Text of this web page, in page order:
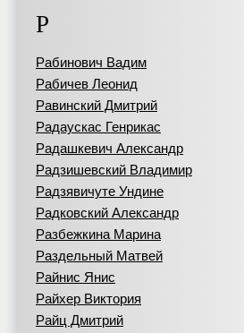
Р
Рабинович Вадим
Рабичев Леонид
Равинский Дмитрий
Радаускас Генрикас
Радашкевич Александр
Радзишевский Владимир
Радзявичуте Ундине
Радковский Александр
Разбежкина Марина
Раздельный Матвей
Райнис Янис
Райхер Виктория
Райц Дмитрий